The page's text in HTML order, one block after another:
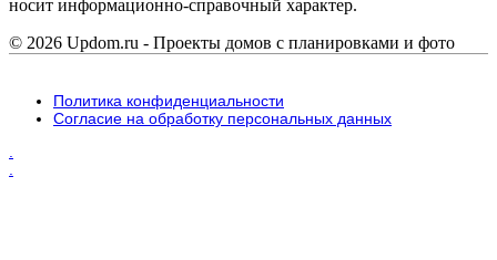
носит информационно-справочный характер.
© 2026 Updom.ru - Проекты домов с планировками и фото
Политика конфиденциальности
Согласие на обработку персональных данных
.
.